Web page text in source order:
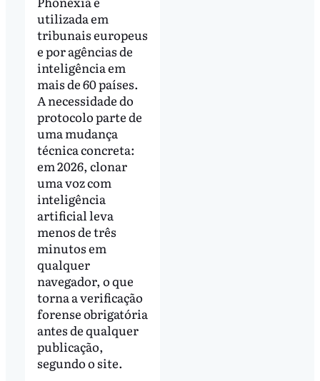
utilizada em
tribunais europeus
e por agências de
inteligência em
mais de 60 países.
A necessidade do
protocolo parte de
uma mudança
técnica concreta:
em 2026, clonar
uma voz com
inteligência
artificial leva
menos de três
minutos em
qualquer
navegador, o que
torna a verificação
forense obrigatória
antes de qualquer
publicação,
segundo o site.